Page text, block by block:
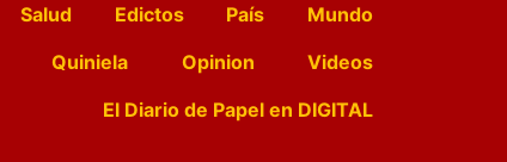
Salud Edictos País
Mundo
Quiniela Opinion
Videos
El Diario de Papel en DIGITAL